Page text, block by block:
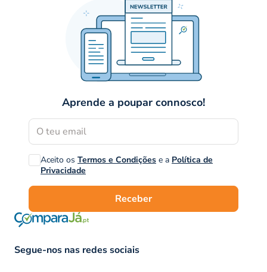
Aprende a poupar connosco!
Aceito os Termos e Condições e a Política de
Privacidade
Receber
Segue-nos nas redes sociais